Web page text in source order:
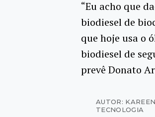
“Eu acho que
biodiesel de
que hoje usa o
biodiesel de
prevê Donato
AUTOR:
TECNOLOGIA